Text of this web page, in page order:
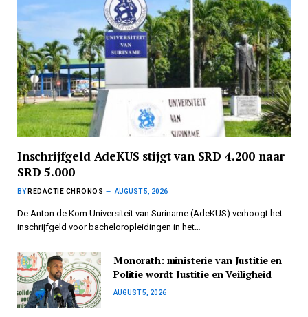
Inschrijfgeld AdeKUS stijgt van SRD 4.200 naar
SRD 5.000
BY REDACTIE CHRONOS AUGUST 5, 2026
De Anton de Kom Universiteit van Suriname (AdeKUS) verhoogt het
inschrijfgeld voor bacheloropleidingen in het…
Monorath: ministerie van Justitie en
Politie wordt Justitie en Veiligheid
AUGUST 5, 2026